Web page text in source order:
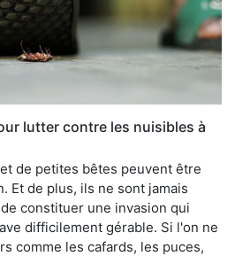
lutter contre les nuisibles à
de petites bêtes peuvent être
Et de plus, ils ne sont jamais
constituer une invasion qui
difficilement gérable. Si l'on ne
comme les cafards, les puces,